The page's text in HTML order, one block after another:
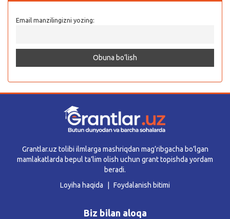
Email manzilingizni yozing:
Grantlar.uz tolibi ilmlarga mashriqdan mag’ribgacha bo’lgan
mamlakatlarda bepul ta’lim olish uchun grant topishda yordam
beradi.
Loyiha haqida
Foydalanish bitimi
Biz bilan aloqa